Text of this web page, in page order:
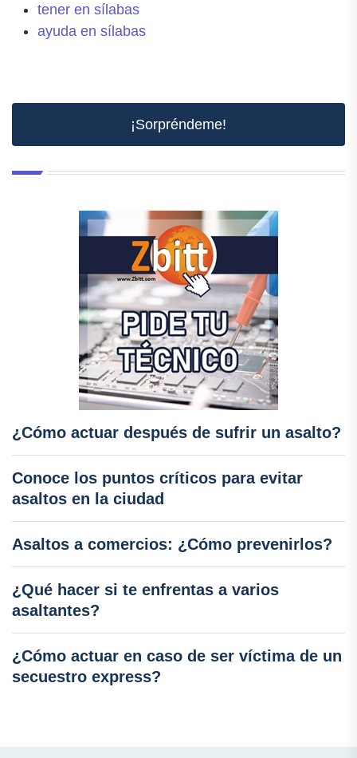
tener en sílabas
ayuda en sílabas
¡Sorpréndeme!
¿Cómo actuar después de sufrir un asalto?
Conoce los puntos críticos para evitar
asaltos en la ciudad
Asaltos a comercios: ¿Cómo prevenirlos?
¿Qué hacer si te enfrentas a varios
asaltantes?
¿Cómo actuar en caso de ser víctima de un
secuestro express?